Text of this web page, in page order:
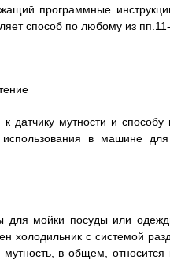
программные
способ по любому из пп.11-
датчику мутности и
использования в машине
мойки посуды или
холодильник с системой
в общем,